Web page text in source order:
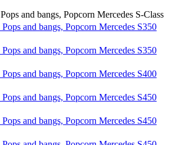
and bangs, Popcorn Mercedes S-Class
and bangs, Popcorn Mercedes S350
and bangs, Popcorn Mercedes S350
and bangs, Popcorn Mercedes S400
and bangs, Popcorn Mercedes S450
and bangs, Popcorn Mercedes S450